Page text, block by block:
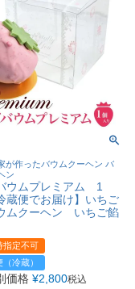
が作ったバウムクーヘン バ
ン
ウムプレミアム 1
便でお届け】いちご
ムクーヘン いちご餡
指定不可
冷蔵）
価格 ¥2,800税込